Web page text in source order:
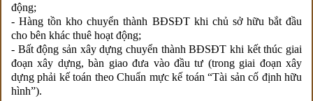
động;
- Hàng tồn kho chuyển thành BĐSĐT khi chủ sở hữu bắt đầu
cho bên khác thuê hoạt động;
- Bất động sản xây dựng chuyển thành BĐSĐT khi kết thúc giai
đoạn xây dựng, bàn giao đưa vào đầu tư (trong giai đoạn xây
dựng phải kế toán theo Chuẩn mực kế toán “Tài sản cố định hữu
hình”).